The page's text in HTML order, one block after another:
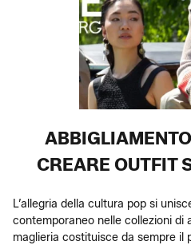
CREARE OUTFIT
L’allegria della cultura pop si
contemporaneo nelle collezioni di
maglieria costituisce da sempre il